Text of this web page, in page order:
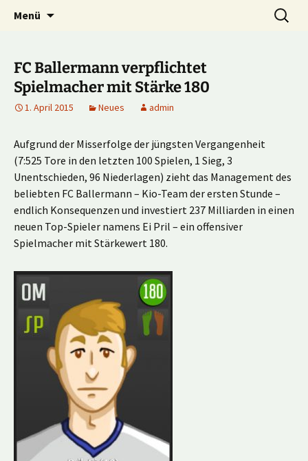
Kick it out!
Multiplayer Football Manager
Menü
Suche
nach:
FC Ballermann verpflichtet
Spielmacher mit Stärke 180
1. April 2015 Neues admin
Aufgrund der Misserfolge der jüngsten Vergangenheit
(7:525 Tore in den letzten 100 Spielen, 1 Sieg, 3
Unentschieden, 96 Niederlagen) zieht das Management des
beliebten FC Ballermann – Kio-Team der ersten Stunde –
endlich Konsequenzen und investiert 237 Milliarden in einen
neuen Top-Spieler namens Ei Pril – ein offensiver
Spielmacher mit Stärkewert 180.